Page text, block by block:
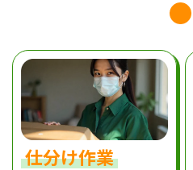
仕分け作業